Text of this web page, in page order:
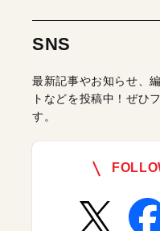
SNS
最新記事やお知らせ、
トなどを投稿中！ぜひ
す。